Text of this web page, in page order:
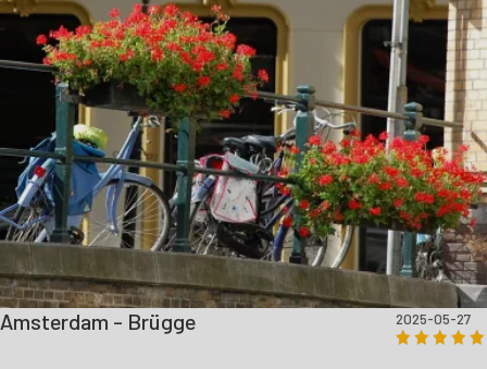
Amsterdam - Brügge 2025-05-27